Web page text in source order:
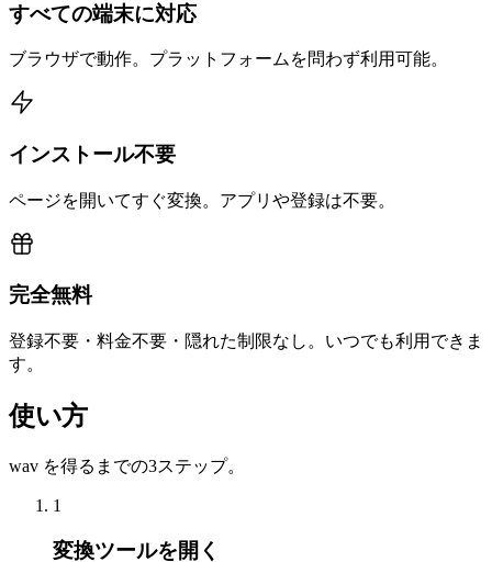
すべての端末に対応
ブラウザで動作。プラットフォームを問わず利用可能。
インストール不要
ページを開いてすぐ変換。アプリや登録は不要。
完全無料
登録不要・料金不要・隠れた制限なし。いつでも利用できま
す。
使い方
wav を得るまでの3ステップ。
1
変換ツールを開く